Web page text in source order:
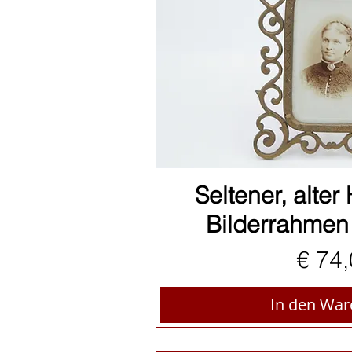
Seltener, alter
Preis
€
In den